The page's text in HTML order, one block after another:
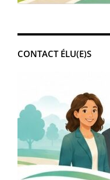
CONTACT ÉLU(E)S